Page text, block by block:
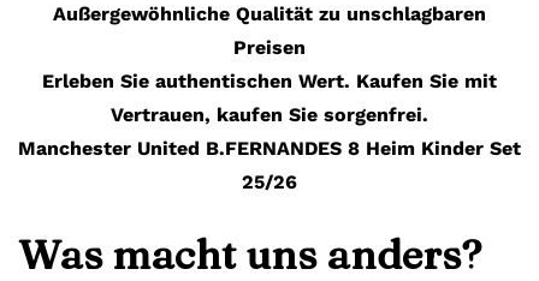
Außergewöhnliche Qualität zu unschlagbaren
Preisen
Erleben Sie authentischen Wert. Kaufen Sie mit
Vertrauen, kaufen Sie sorgenfrei.
Manchester United B.FERNANDES 8 Heim Kinder Set
25/26
Was macht uns anders?